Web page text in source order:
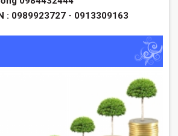
: 0989923727 - 0913309163